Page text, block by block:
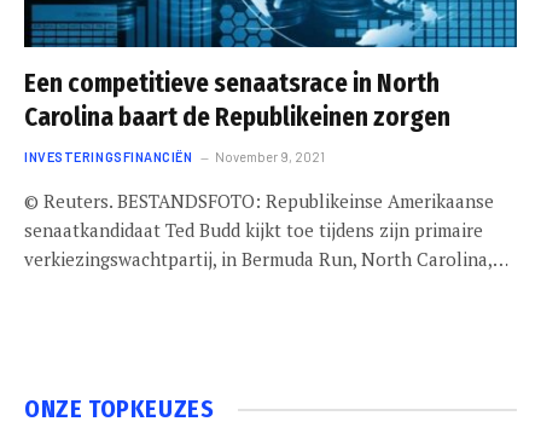
Een competitieve senaatsrace in North
Carolina baart de Republikeinen zorgen
INVESTERINGSFINANCIËN November 9, 2021
© Reuters. BESTANDSFOTO: Republikeinse Amerikaanse
senaatkandidaat Ted Budd kijkt toe tijdens zijn primaire
verkiezingswachtpartij, in Bermuda Run, North Carolina,…
ONZE TOPKEUZES